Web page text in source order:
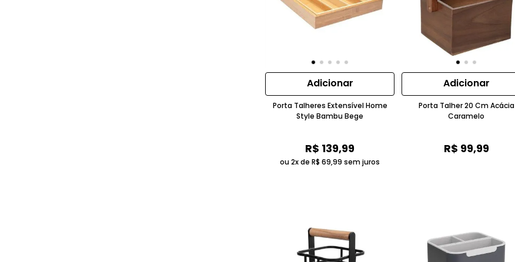
Adicionar
Porta Talheres Extensível Home
Style Bambu Bege
R$ 139,99
ou 2x deR$ 69,99 sem juros
Adicionar
Porta Talher 20 Cm Acácia
Caramelo
R$ 99,99